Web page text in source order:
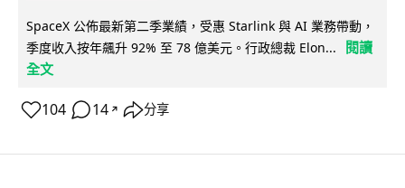
SpaceX 公佈最新第二季業績，受惠 Starlink 與 AI 業務帶動，
季度收入按年飆升 92% 至 78 億美元。行政總裁 Elon...
閱讀
全文
104 14 ↗ 分享